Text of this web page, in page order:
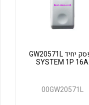
מפסק יחיד GW20571L
SYSTEM 1P 16A
00GW20571L